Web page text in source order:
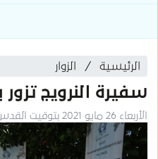
الرئيسية الزوار
سفيرة النرويج
الأربعاء 26 مايو 2021 بتوقيت القدس المحتلة